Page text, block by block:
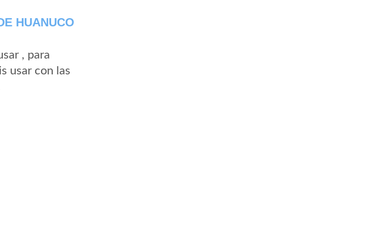
HUANUCO
, para
usar con las